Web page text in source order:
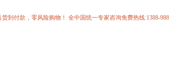
货到付款，零风险购物！ 全中国统一专家咨询免费热线:1388-